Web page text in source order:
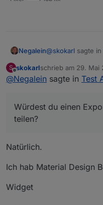
Negalein@skokarl sagte in
Ich bastel mir
S
Offline
skokarlschrieb am 29. Mai
zuletzt editiert von
@Negalein sagte in Test
Würdest du einen
teilen?
Natürlich.
Ich hab Material Design
Widget